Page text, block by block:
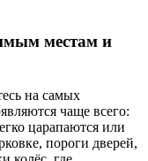
местам и
на самых
чаще всего:
царапаются или
пороги дверей,